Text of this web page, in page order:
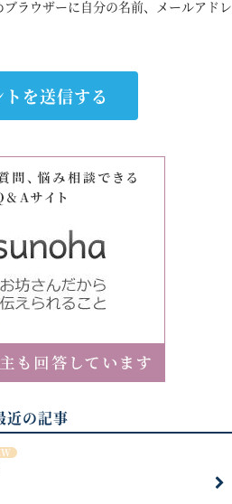
ラウザーに自分の名前、メールアドレ
近の記事